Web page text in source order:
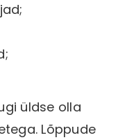
üldse olla
Lõppude